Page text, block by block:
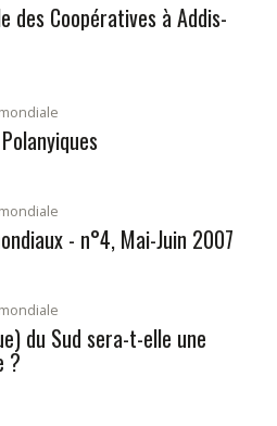
des Coopératives à Addis-
- n°4, Mai-Juin 2007
du Sud sera-t-elle une
?